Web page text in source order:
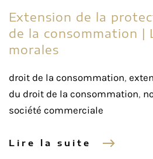
Extension de la
de la consommation |
morales
droit de la consommation,
du droit de la consommation,
société commerciale
Lire la suite